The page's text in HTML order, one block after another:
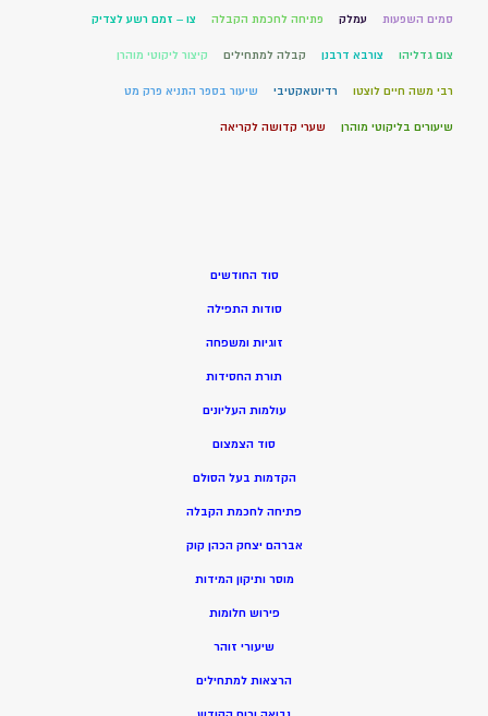
סמים השפעות עמלק פתיחה לחכמת הקבלה צו – זמם רשע לצדיק
צום גדליהו צורבא דרבנן קבלה למתחילים קיצור ליקוטי מוהרן
רבי משה חיים לוצטו רדיוטאקטיבי שיעור בספר התניא פרק מט
שיעורים בליקוטי מוהרן שערי קדושה לקריאה
סוד החודשים
סודות התפילה
זוגיות ומשפחה
תורת החסידות
עולמות העליונים
סוד הצמצום
הקדמות בעל הסולם
פתיחה לחכמת הקבלה
אברהם יצחק הכהן קוק
מוסר ותיקון המידות
פירוש חלומות
שיעורי זוהר
הרצאות למתחילים